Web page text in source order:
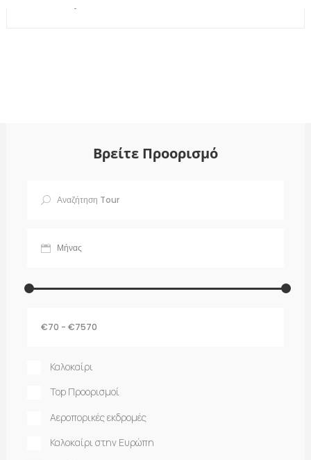
Βρείτε Προορισμό
Καλοκαίρι
Top Προορισμοί
Αεροπορικές εκδρομές
Καλοκαίρι στην Ευρώπη